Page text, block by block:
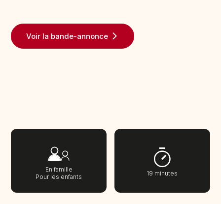
Voir la bande-annonce
En famille
Pour les enfants
19 minutes